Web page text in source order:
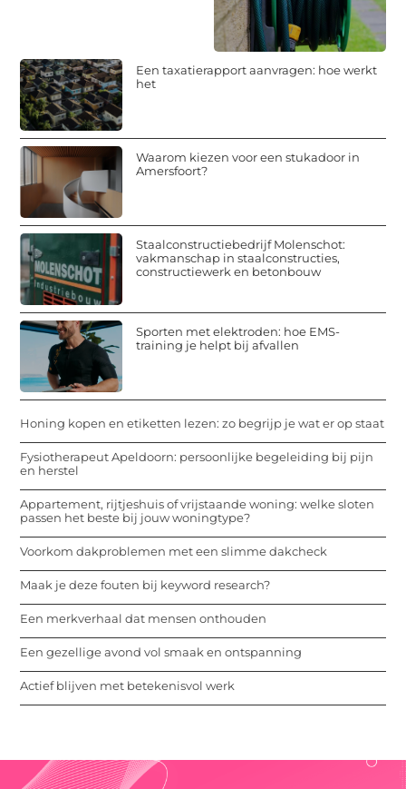
Een taxatierapport aanvragen: hoe werkt
het
Waarom kiezen voor een stukadoor in
Amersfoort?
Staalconstructiebedrijf Molenschot:
vakmanschap in staalconstructies,
constructiewerk en betonbouw
Sporten met elektroden: hoe EMS-
training je helpt bij afvallen
Honing kopen en etiketten lezen: zo begrijp je wat er op staat
Fysiotherapeut Apeldoorn: persoonlijke begeleiding bij pijn
en herstel
Appartement, rijtjeshuis of vrijstaande woning: welke sloten
passen het beste bij jouw woningtype?
Voorkom dakproblemen met een slimme dakcheck
Maak je deze fouten bij keyword research?
Een merkverhaal dat mensen onthouden
Een gezellige avond vol smaak en ontspanning
Actief blijven met betekenisvol werk